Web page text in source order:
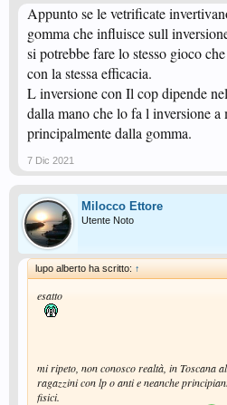
Appunto se le vetrificate
gomma che influisce sull
si potrebbe fare lo stesso gioco
con la stessa efficacia.
L inversione con Il cop dipende
dalla mano che lo fa l inversione a
principalmente dalla gomma.
7 Dic 2021
Milocco Ettore
Utente Noto
lupo alberto ha scritto: ↑
esatto
mi ripeto, non conosco realtà, in Toscana
ragazzini con lp o anti e neanche
fisici.